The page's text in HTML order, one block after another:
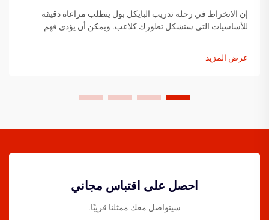
إن الانخراط في رحلة تدريب البايكل بول يتطلب مراعاة دقيقة
للأساسيات التي ستشكل تطورك كلاعب. ويمكن أن يؤدي فهم
عرض المزيد
احصل على اقتباس مجاني
سيتواصل معك ممثلنا قريبًا.